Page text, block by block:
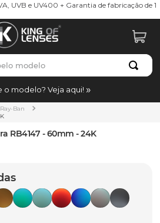
UVB e UV400 + Garantia de fabricação de 1
modelo
o modelo? Veja aqui!
Ray-Ban
RB4147 - 60mm - 24K